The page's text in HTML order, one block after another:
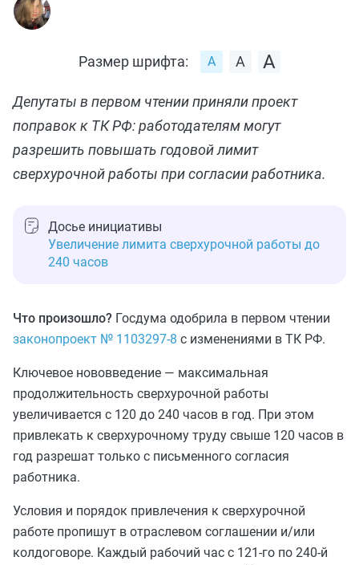
Размер шрифта:
Депутаты в первом чтении приняли проект
поправок к ТК РФ: работодателям могут
разрешить повышать годовой лимит
сверхурочной работы при согласии работника.
Досье инициативы
Увеличение лимита сверхурочной работы до
240 часов
Что произошло? Госдума одобрила в первом чтении
законопроект № 1103297-8 с изменениями в ТК РФ.
Ключевое нововведение — максимальная
продолжительность сверхурочной работы
увеличивается с 120 до 240 часов в год. При этом
привлекать к сверхурочному труду свыше 120 часов в
год разрешат только с письменного согласия
работника.
Условия и порядок привлечения к сверхурочной
работе пропишут в отраслевом соглашении и/или
колдоговоре. Каждый рабочий час с 121-го по 240-й